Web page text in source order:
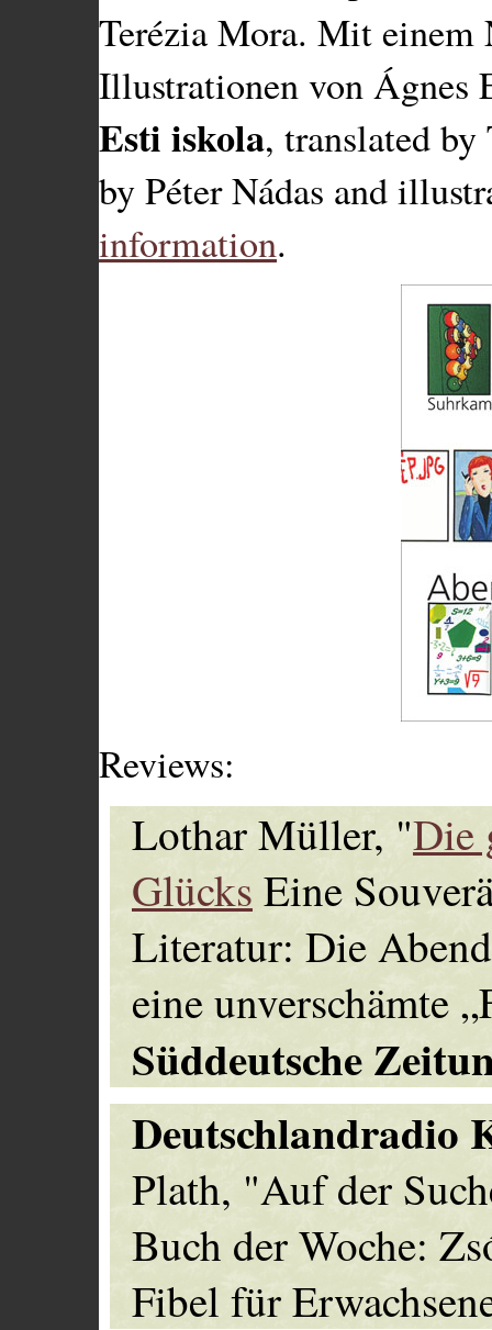
Terézia Mora. Mit einem
Illustrationen von Ágnes
Esti iskola, translated
by Péter Nádas and
information.
Reviews:
Lothar Müller, "Die
Glücks Eine
Literatur: Die
eine unverschämte
Süddeutsche
Deutschlandradio
Plath, "Auf der
Buch der Woche:
Fibel für